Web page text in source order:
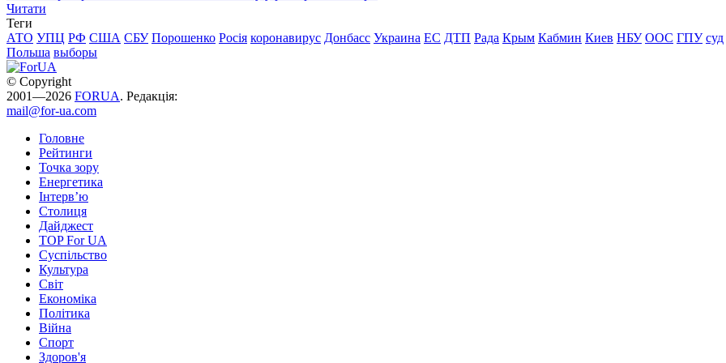
Читати
Теги
АТО УПЦ РФ США СБУ Порошенко Росія коронавирус Донбасс Украина ЕС ДТП Рада Крым Кабмин Киев НБУ ООС ГПУ суд
Польша выборы
© Copyright
2001—2026 FORUA. Редакція:
mail@for-ua.com
Головне
Рейтинги
Точка зору
Енергетика
Інтерв’ю
Столиця
Дайджест
TOP For UA
Суспiльство
Культура
Світ
Економіка
Політика
Війна
Спорт
Здоров'я